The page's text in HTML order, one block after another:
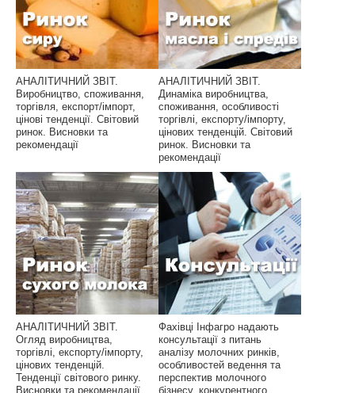
АНАЛІТИЧНИЙ ЗВІТ.
Виробництво, споживання,
торгівля, експорт/імпорт,
цінові тенденції. Світовий
ринок. Висновки та
рекомендації
АНАЛІТИЧНИЙ ЗВІТ.
Динаміка виробництва,
споживання, особливості
торгівлі, експорту/імпорту,
цінових тенденцій. Світовий
ринок. Висновки та
рекомендації
АНАЛІТИЧНИЙ ЗВІТ.
Огляд виробництва,
торгівлі, експорту/імпорту,
цінових тенденцій.
Тенденції світового ринку.
Висновки та рекомендації
Фахівці Інфагро надають
консультації з питань
аналізу молочних ринків,
особливостей ведення та
перспектив молочного
бізнесу, конкурентного